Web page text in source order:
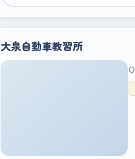
大泉自動車教習所